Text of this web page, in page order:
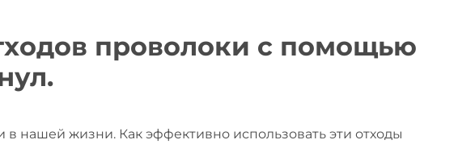
проволоки с помощью
нашей жизни. Как эффективно использовать эти отходы